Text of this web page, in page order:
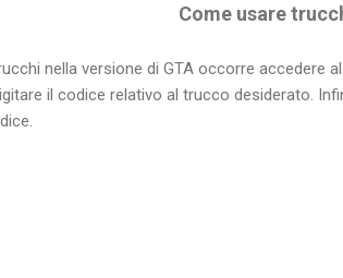
Come usare
nella versione di GTA occorre accedere
il codice relativo al trucco desiderato.